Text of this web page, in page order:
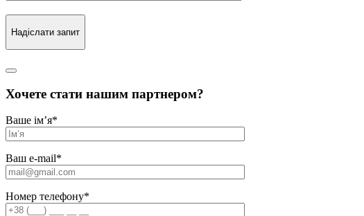
Надіслати запит
Хочете стати нашим партнером?
Ваше ім’я*
Ваш e-mail*
Номер телефону*